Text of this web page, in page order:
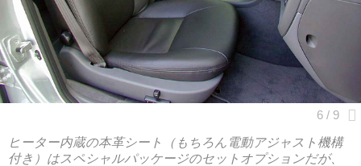
ヒーター内蔵の本革シート（もちろん電動アジャスト機構
付き）はスペシャルパッケージのセットオプションだが、